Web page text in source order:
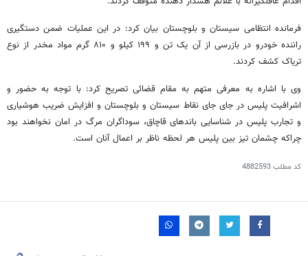
فرمانده انتظامی سیستان و بلوچستان بیان کرد: در این عملیات ضمن دستگیری
راننده خودرو در بازرسی از آن یک تن و ۱۹۹ کیلو و ۸۱۰ گرم مواد مخدر از نوع
تریاک کشف کردند.
وی با اشاره به معرفی متهم به مقام قضائی تصریح کرد: با توجه به حضور و
اشرافیت پلیس در جای جای نقاط سیستان و بلوچستان و افزایش ضریب هوشیاری
و تجارب پلیس در شناسایی باندهای قاچاق، سوداگران مرگ در امان نخواهند بود
چراکه چشمان تیز بین پلیس هر لحظه ناظر بر اعمال آنان است.
کد مطلب4882593